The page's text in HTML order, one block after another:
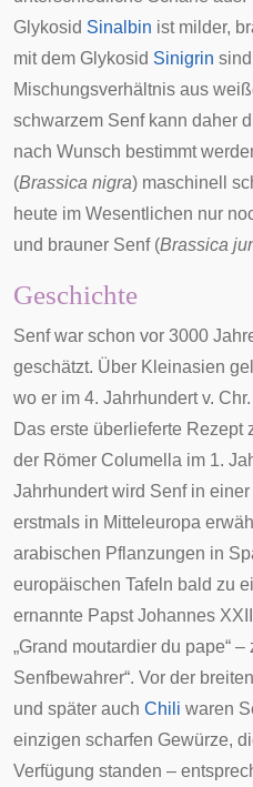
Glykosid Sinalbin ist milder,
mit dem Glykosid Sinigrin
Mischungsverhältnis aus
schwarzem Senf kann daher
nach Wunsch bestimmt
(Brassica nigra) maschinell
heute im Wesentlichen nur
und brauner Senf(Brassica
Geschichte
Senf war schon vor 3000
geschätzt. Über Kleinasien
wo er im 4. Jahrhundert v.
Das erste überlieferte Rezept
der Römer Columella im 1.
Jahrhundert wird Senf in
erstmals in Mitteleuropa
arabischen Pflanzungen in
europäischen Tafeln bald zu
ernannte PapstJohannes
„Grand moutardier du pape“
Senfbewahrer“. Vor der
und später auch Chili waren
einzigen scharfen Gewürze,
Verfügung standen –